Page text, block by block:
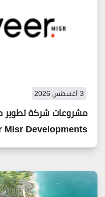
3 أغسطس 2026
Misr Developments